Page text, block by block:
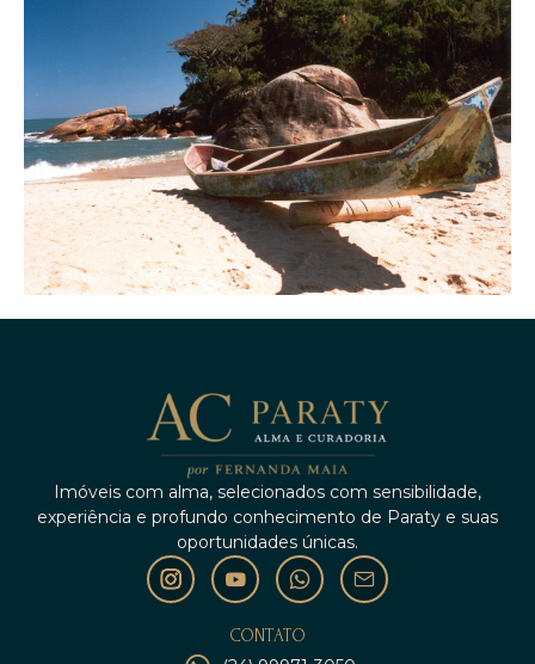
Imóveis com alma, selecionados com sensibilidade,
experiência e profundo conhecimento de Paraty e suas
oportunidades únicas.
CONTATO